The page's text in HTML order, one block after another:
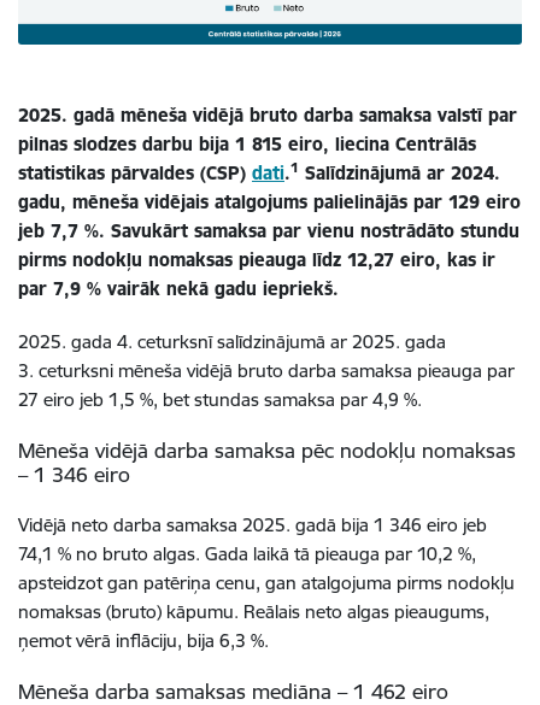
2025. gadā mēneša vidējā bruto darba samaksa valstī par
pilnas slodzes darbu bija 1 815 eiro, liecina Centrālās
statistikas pārvaldes (CSP) dati.1 Salīdzinājumā ar 2024.
gadu, mēneša vidējais atalgojums palielinājās par 129 eiro
jeb 7,7 %. Savukārt samaksa par vienu nostrādāto stundu
pirms nodokļu nomaksas pieauga līdz 12,27 eiro, kas ir
par 7,9 % vairāk nekā gadu iepriekš.
2025. gada 4. ceturksnī salīdzinājumā ar 2025. gada
3. ceturksni mēneša vidējā bruto darba samaksa pieauga par
27 eiro jeb 1,5 %, bet stundas samaksa par 4,9 %.
Mēneša vidējā darba samaksa pēc nodokļu nomaksas
– 1 346 eiro
Vidējā neto darba samaksa 2025. gadā bija 1 346 eiro jeb
74,1 % no bruto algas. Gada laikā tā pieauga par 10,2 %,
apsteidzot gan patēriņa cenu, gan atalgojuma pirms nodokļu
nomaksas (bruto) kāpumu. Reālais neto algas pieaugums,
ņemot vērā inflāciju, bija 6,3 %.
Mēneša darba samaksas mediāna – 1 462 eiro